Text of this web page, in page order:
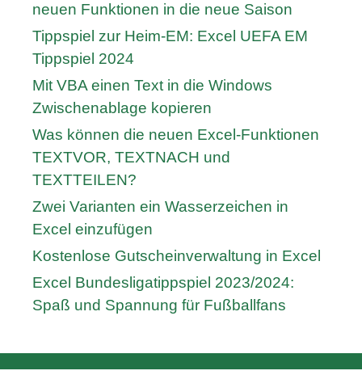
neuen Funktionen in die neue Saison
Tippspiel zur Heim-EM: Excel UEFA EM
Tippspiel 2024
Mit VBA einen Text in die Windows
Zwischenablage kopieren
Was können die neuen Excel-Funktionen
TEXTVOR, TEXTNACH und
TEXTTEILEN?
Zwei Varianten ein Wasserzeichen in
Excel einzufügen
Kostenlose Gutscheinverwaltung in Excel
Excel Bundesligatippspiel 2023/2024:
Spaß und Spannung für Fußballfans